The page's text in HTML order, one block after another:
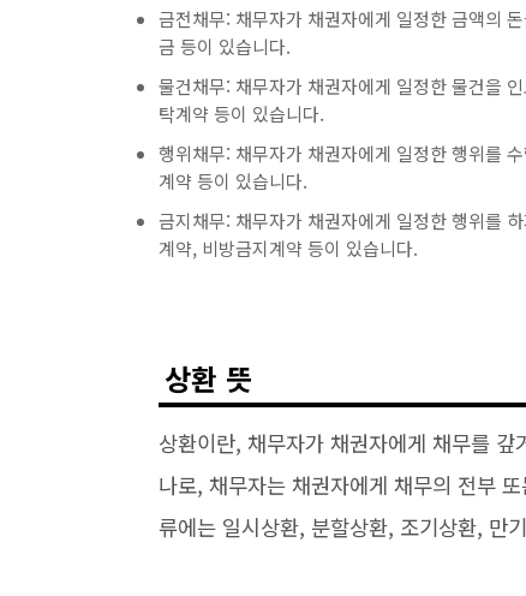
금전채무: 채무자가 채권자에게 일정한 금액의
금 등이 있습니다.
물건채무: 채무자가 채권자에게 일정한 물건을
탁계약 등이 있습니다.
행위채무: 채무자가 채권자에게 일정한 행위를
계약 등이 있습니다.
금지채무: 채무자가 채권자에게 일정한 행위를
계약, 비방금지계약 등이 있습니다.
상환 뜻
상환이란, 채무자가 채권자에게 채무를
나로, 채무자는 채권자에게 채무의 전부
류에는 일시상환, 분할상환, 조기상환, 만